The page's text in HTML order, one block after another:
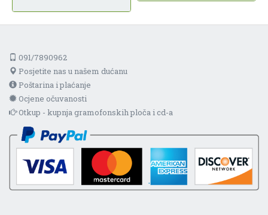
091/7890962
Posjetite nas u našem dućanu
Poštarina i plaćanje
Ocjene očuvanosti
Otkup - kupnja gramofonskih ploča i cd-a